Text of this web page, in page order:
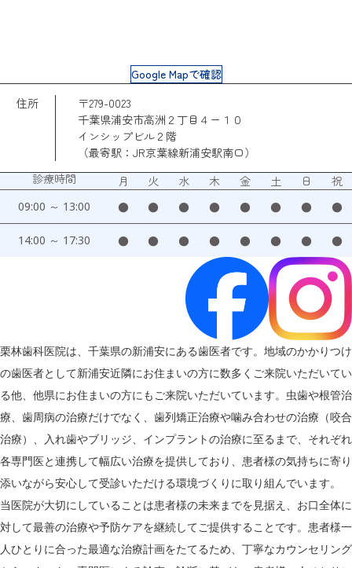
Google Mapで確認
住所
〒279-0023
千葉県浦安市高洲２丁目４ー１０
インシップビル２階
（最寄駅：JR京葉線新浦安駅南口）
診療時間
月 火 水 木 金 土 日 祝
09:00 ～ 13:00 ● ● ● ● ● ● ● ●
14:00 ～ 17:30 ● ● ● ● ● ● ● ●
栗林歯科医院は、千葉県の新浦安にある歯医者です。地域のかかりつけ
の歯医者として新浦安近隣にお住まいの方に数多くご来院いただいてい
る他、他県にお住まいの方にもご来院いただいています。虫歯や根管治
療、歯周病の治療だけでなく、歯列矯正治療や噛み合わせの治療（咬合
治療）、入れ歯やブリッジ、インプラントの治療に至るまで、それぞれ
各専門医と連携して幅広い治療を提供しており、患者様の気持ちに寄り
添いながら安心して受診いただける環境づくりに取り組んでいます。
当医院が大切にしていることは患者様の未来までを見据え、お口全体に
対して最善の治療や予防ケアを継続してご提供することです。患者様一
人ひとりに合った最適な治療計画をたてるため、丁寧なカウンセリング